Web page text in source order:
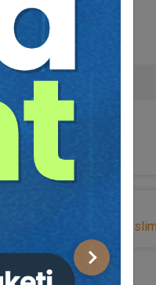
Sonraki
80,00
TL
herhangi bir